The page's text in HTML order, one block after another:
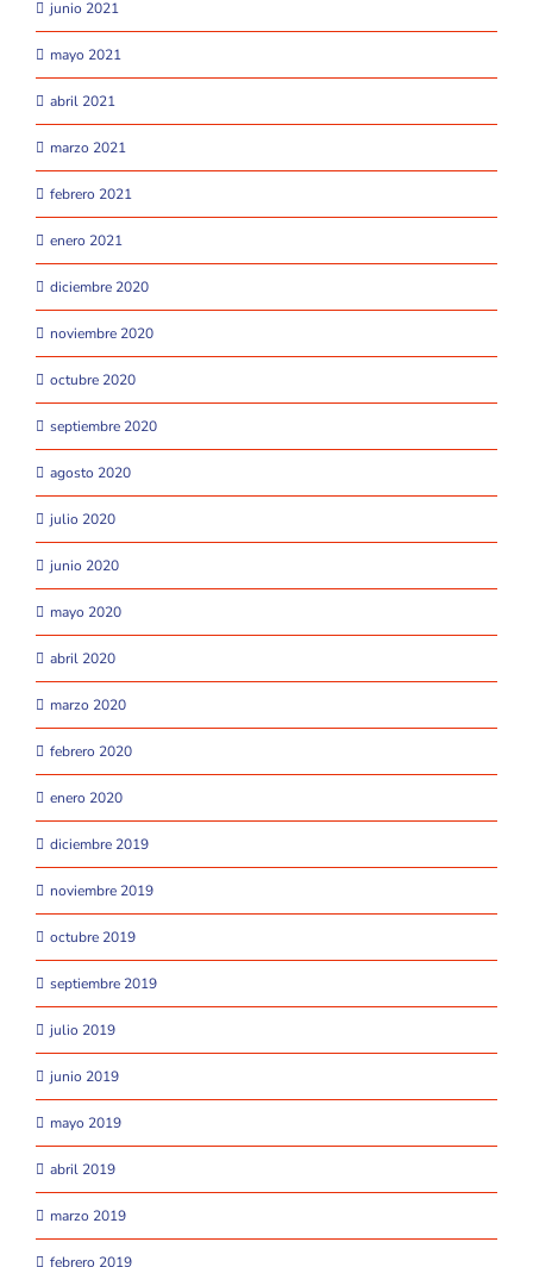
junio 2021
mayo 2021
abril 2021
marzo 2021
febrero 2021
enero 2021
diciembre 2020
noviembre 2020
octubre 2020
septiembre 2020
agosto 2020
julio 2020
junio 2020
mayo 2020
abril 2020
marzo 2020
febrero 2020
enero 2020
diciembre 2019
noviembre 2019
octubre 2019
septiembre 2019
julio 2019
junio 2019
mayo 2019
abril 2019
marzo 2019
febrero 2019